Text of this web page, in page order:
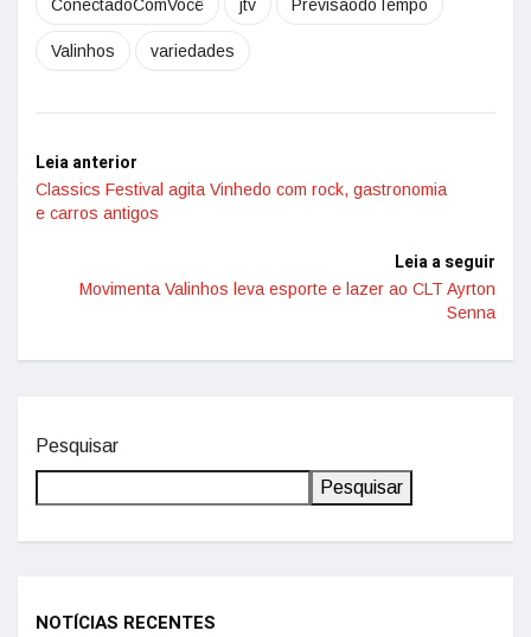
ConectadoComVocê jtv PrevisãodoTempo
Valinhos variedades
Leia anterior
Classics Festival agita Vinhedo com rock, gastronomia
e carros antigos
Leia a seguir
Movimenta Valinhos leva esporte e lazer ao CLT Ayrton
Senna
Pesquisar
Pesquisar
NOTÍCIAS RECENTES